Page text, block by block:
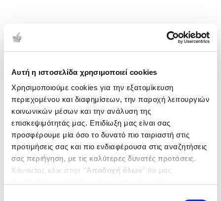
Αυτή η ιστοσελίδα χρησιμοποιεί cookies
Χρησιμοποιούμε cookies για την εξατομίκευση
περιεχομένου και διαφημίσεων, την παροχή λειτουργιών
κοινωνικών μέσων και την ανάλυση της
επισκεψιμότητάς μας. Επιδίωξη μας είναι σας
προσφέρουμε μία όσο το δυνατό πιο ταιριαστή στις
προτιμήσεις σας και πιο ενδιαφέρουσα στις αναζητήσεις
σας περιήγηση, με τις καλύτερες δυνατές προτάσεις.
Κάνοντας κλικ στην ‘’Αποδοχή όλων’’ θα μας